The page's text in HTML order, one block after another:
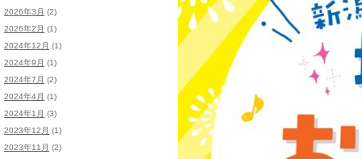
2026年3月 (2)
2026年2月 (1)
2024年12月 (1)
2024年9月 (1)
2024年7月 (2)
2024年4月 (1)
2024年1月 (3)
2023年12月 (1)
2023年11月 (2)